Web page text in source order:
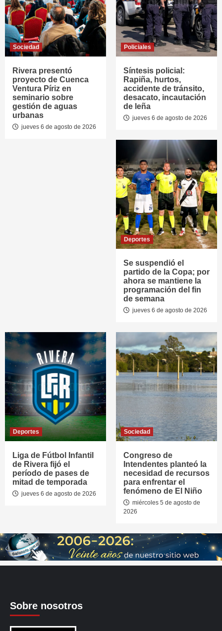
Sociedad
Rivera presentó
proyecto de Cuenca
Ventura Píriz en
seminario sobre
gestión de aguas
urbanas
jueves 6 de agosto de 2026
Policiales
Síntesis policial:
Rapiña, hurtos,
accidente de tránsito,
desacato, incautación
de leña
jueves 6 de agosto de 2026
Deportes
Se suspendió el
partido de la Copa; por
ahora se mantiene la
programación del fin
de semana
jueves 6 de agosto de 2026
Deportes
Liga de Fútbol Infantil
de Rivera fijó el
período de pases de
mitad de temporada
jueves 6 de agosto de 2026
Sociedad
Congreso de
Intendentes planteó la
necesidad de recursos
para enfrentar el
fenómeno de El Niño
miércoles 5 de agosto de
2026
Sobre nosotros